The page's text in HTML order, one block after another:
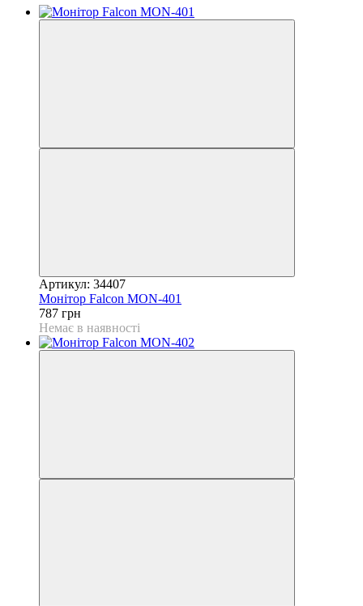
Артикул: 34407
Монітор Falcon MON-401
787 грн
Немає в наявності